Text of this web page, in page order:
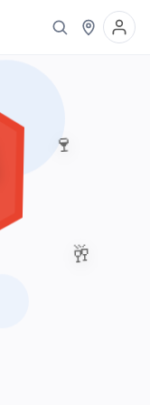
🍷
🥂